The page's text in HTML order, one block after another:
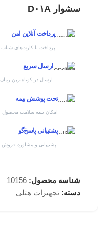
سشوار D۰۱A
پرداخت آنلاین امن
پرداخت با کارت‌های شتاب
ارسال سریع
ارسال در کوتاه‌ترین زمان
تحت پوشش بیمه
امکان بیمه سلامت محصول
پشتیبانی پاسخ‌گو
پشتیبانی و مشاوره فروش
شناسه محصول: 10156
دسته: تجهیزات هتلی